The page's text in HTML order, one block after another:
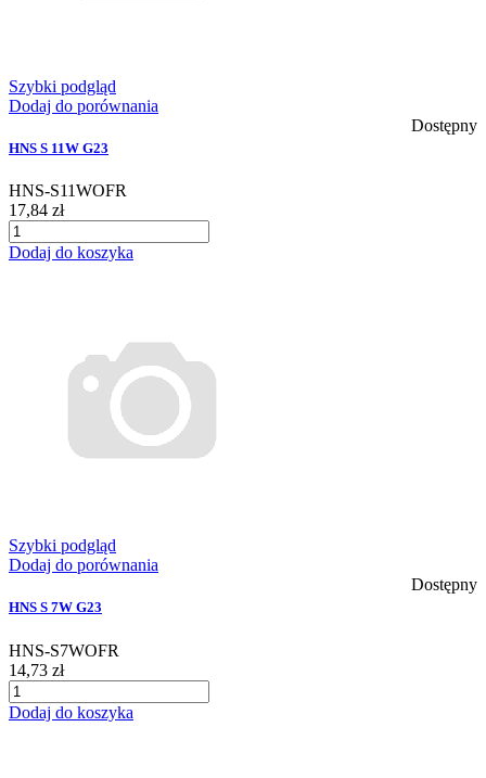
Szybki podgląd
Dodaj do porównania
Dostępny
HNS S 11W G23
HNS-S11WOFR
17,84 zł
Dodaj do koszyka
Szybki podgląd
Dodaj do porównania
Dostępny
HNS S 7W G23
HNS-S7WOFR
14,73 zł
Dodaj do koszyka